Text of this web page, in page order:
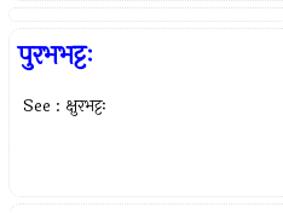
पुरभभट्टः
See : क्षुरभट्टः